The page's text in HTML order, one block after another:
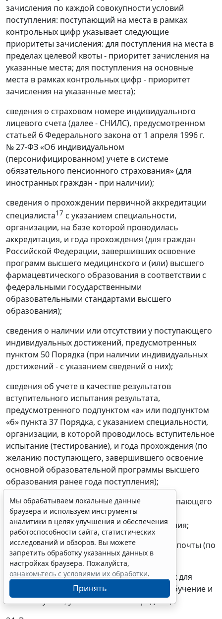
зачисления по каждой совокупности условий
поступления: поступающий на места в рамках
контрольных цифр указывает следующие
приоритеты зачисления: для поступления на места в
пределах целевой квоты - приоритет зачисления на
указанные места; для поступления на основные
места в рамках контрольных цифр - приоритет
зачисления на указанные места);
сведения о страховом номере индивидуального
лицевого счета (далее - СНИЛС), предусмотренном
статьей 6 Федерального закона от 1 апреля 1996 г.
№ 27-ФЗ «Об индивидуальном
(персонифицированном) учете в системе
обязательного пенсионного страхования» (для
иностранных граждан - при наличии);
сведения о прохождении первичной аккредитации
специалиста17 с указанием специальности,
организации, на базе которой проводилась
аккредитация, и года прохождения (для граждан
Российской Федерации, завершивших освоение
программ высшего медицинского и (или) высшего
фармацевтического образования в соответствии с
федеральными государственными
образовательными стандартами высшего
образования);
сведения о наличии или отсутствии у поступающего
индивидуальных достижений, предусмотренных
пунктом 50 Порядка (при наличии индивидуальных
достижений - с указанием сведений о них);
сведения об учете в качестве результатов
вступительного испытания результата,
предусмотренного подпунктом «а» или подпунктом
«б» пункта 37 Порядка, с указанием специальности,
организации, в которой проводилось вступительное
испытание (тестирование), и года прохождения (по
желанию поступающего, завершившего освоение
основной образовательной программы высшего
образования ранее года поступления);
сведения о наличии или отсутствии у поступающего
потребности в предоставлении места для
проживания в общежитии в период обучения;
почтовый адрес и (или) адрес электронной почты (по
желанию поступающего);
способ возврата документов, необходимых для
поступления (в случае непоступления на обучение и
в иных случаях, установленных Порядком).
Мы обрабатываем локальные данные
браузера и используем инструменты
аналитики в целях улучшения и обеспечения
работоспособности сайта, статистических
исследований и обзоров. Вы можете
запретить обработку указанных данных в
настройках браузера. Пожалуйста,
ознакомьтесь с условиями их обработки.
Принять